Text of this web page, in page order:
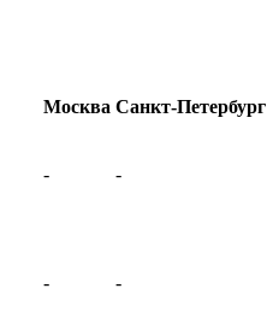
Москва Санкт-Петербург
- -
- -